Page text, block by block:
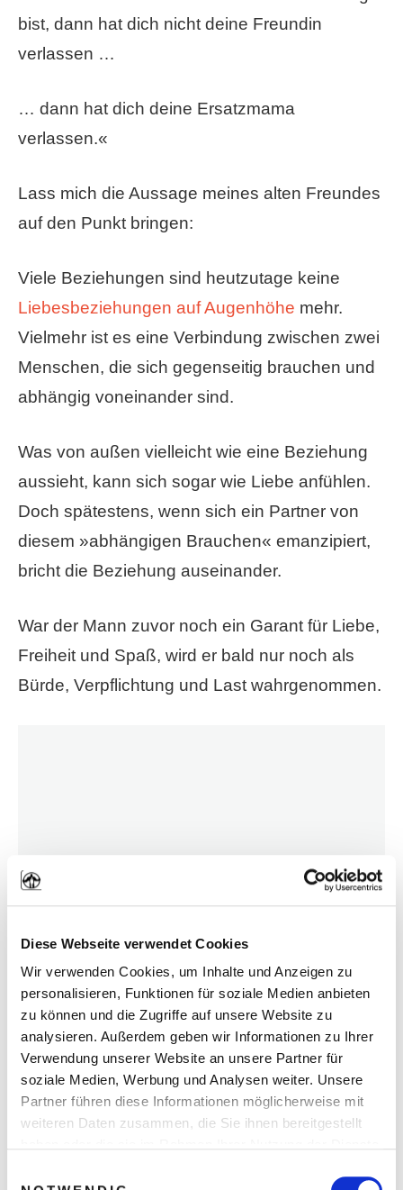
Diese Webseite verwendet Cookies
Wir verwenden Cookies, um Inhalte und Anzeigen zu
personalisieren, Funktionen für soziale Medien anbieten
zu können und die Zugriffe auf unsere Website zu
analysieren. Außerdem geben wir Informationen zu Ihrer
Verwendung unserer Website an unsere Partner für
soziale Medien, Werbung und Analysen weiter. Unsere
Partner führen diese Informationen möglicherweise mit
weiteren Daten zusammen, die Sie ihnen bereitgestellt
bist, dann hat dich nicht deine Freundin
verlassen …
… dann hat dich deine Ersatzmama
verlassen.«
Lass mich die Aussage meines alten Freundes
auf den Punkt bringen:
Viele Beziehungen sind heutzutage keine
Liebesbeziehungen auf Augenhöhe mehr.
Vielmehr ist es eine Verbindung zwischen zwei
Menschen, die sich gegenseitig brauchen und
abhängig voneinander sind.
Was von außen vielleicht wie eine Beziehung
aussieht, kann sich sogar wie Liebe anfühlen.
Doch spätestens, wenn sich ein Partner von
diesem »abhängigen Brauchen« emanzipiert,
bricht die Beziehung auseinander.
War der Mann zuvor noch ein Garant für Liebe,
Freiheit und Spaß, wird er bald nur noch als
Bürde, Verpflichtung und Last wahrgenommen.